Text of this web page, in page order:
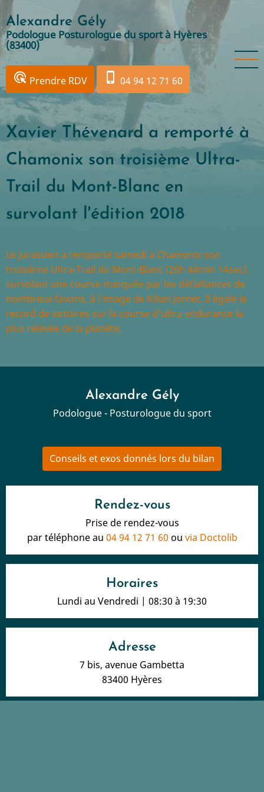
au
contenu
principal
Alexandre Gély
Podologue Posturologue du sport à Hyères
(83400)
ads_click Prendre RDV phone_iphone 04 94 12 71 60
Xavier Thévenard a remporté à
Chamonix son troisième Ultra-
Trail du Mont-Blanc en
survolant l'édition 2018
Le jurassien a remporté samedi à Chamonix son
troisième Ultra-Trail du Mont-Blanc (20h 44min 14sec),
survolant une course marquée par les défaillances de
nombreux favoris, à l'image de Kilian Jornet. Il égale le
record de victoires sur la course d'ultra-endurance la
plus relevée de la planète.
Alexandre Gély
Podologue - Posturologue du sport
Conseils et exos donnés lors du bilan
Rendez-vous
Prise de rendez-vous
par téléphone au 04 94 12 71 60 ou via Doctolib
Horaires
Lundi au Vendredi | 08:30 à 19:30
Adresse
7 bis, avenue Gambetta
83400 Hyères